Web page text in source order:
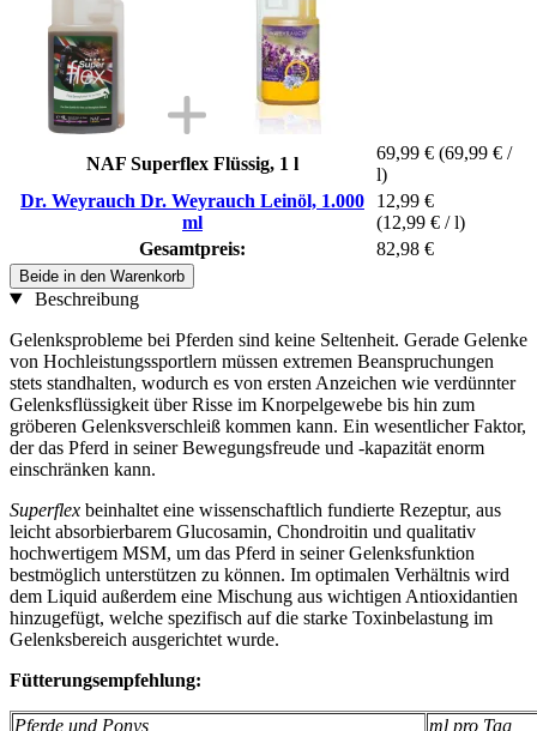
NAF Superflex Flüssig, 1 l
69,99 € (69,99 € /
l)
Dr. Weyrauch Dr. Weyrauch Leinöl, 1.000
ml
12,99 €
(12,99 € / l)
Gesamtpreis:
82,98 €
Beide in den Warenkorb
Beschreibung
Gelenksprobleme bei Pferden sind keine Seltenheit. Gerade Gelenke
von Hochleistungssportlern müssen extremen Beanspruchungen
stets standhalten, wodurch es von ersten Anzeichen wie verdünnter
Gelenksflüssigkeit über Risse im Knorpelgewebe bis hin zum
gröberen Gelenksverschleiß kommen kann. Ein wesentlicher Faktor,
der das Pferd in seiner Bewegungsfreude und -kapazität enorm
einschränken kann.
Superflex beinhaltet eine wissenschaftlich fundierte Rezeptur, aus
leicht absorbierbarem Glucosamin, Chondroitin und qualitativ
hochwertigem MSM, um das Pferd in seiner Gelenksfunktion
bestmöglich unterstützen zu können. Im optimalen Verhältnis wird
dem Liquid außerdem eine Mischung aus wichtigen Antioxidantien
hinzugefügt, welche spezifisch auf die starke Toxinbelastung im
Gelenksbereich ausgerichtet wurde.
Fütterungsempfehlung:
Pferde und Ponys ml pro Tag